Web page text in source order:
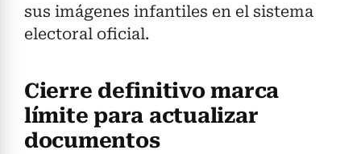
sus imágenes infantiles en el sistema
electoral oficial.
Cierre definitivo marca
límite para actualizar
documentos